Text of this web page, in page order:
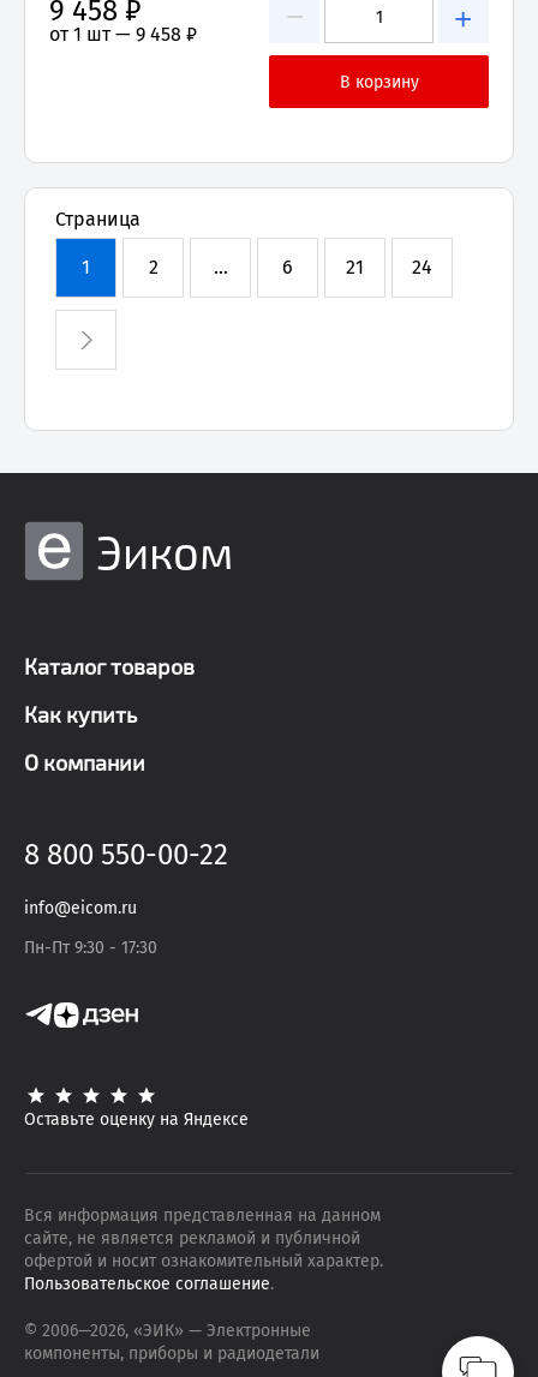
− +
9 458 ₽
от 1 шт — 9 458 ₽
Страница
1 2 ... 6 21 24
Эиком
Каталог товаров
Как купить
О компании
8 800 550-00-22
info@eicom.ru
Пн-Пт 9:30 - 17:30
Оставьте оценку на Яндексе
Вся информация представленная на данном
сайте, не является рекламой и публичной
офертой и носит ознакомительный характер.
Пользовательское соглашение.
© 2006—2026, «ЭИК» — Электронные
компоненты, приборы и радиодетали